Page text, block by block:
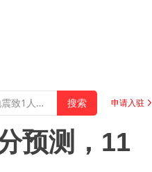
申请入驻
预测，11